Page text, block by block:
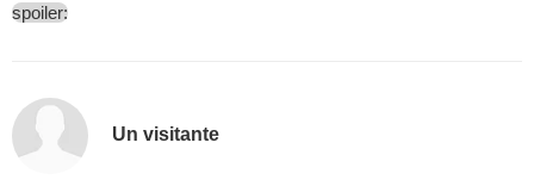
spoiler:
Un visitante